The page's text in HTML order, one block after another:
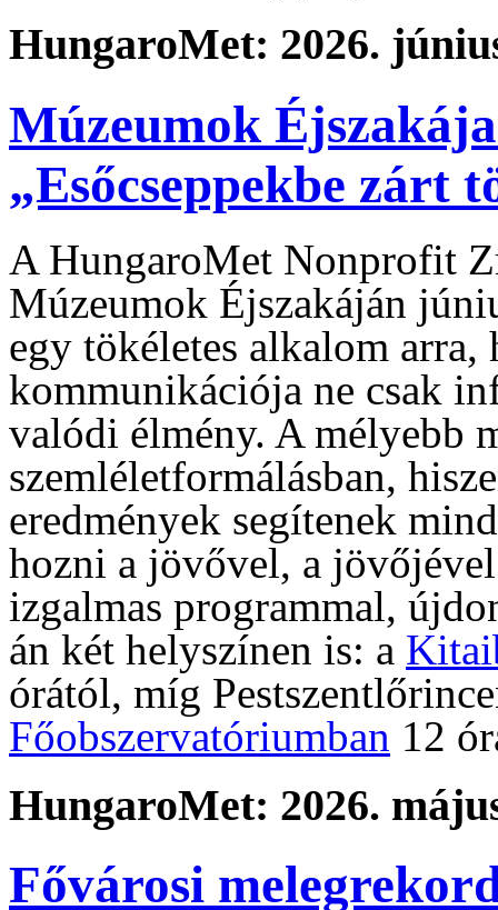
HungaroMet: 2026.
Múzeumok
„Esőcseppekbe zárt
A HungaroMet Nonprofit
Múzeumok Éjszakáján
egy tökéletes alkalom arra,
kommunikációja ne csak
valódi élmény. A mélyebb
szemléletformálásban,
eredmények segítenek
hozni a jövővel, a
izgalmas programmal,
án két helyszínen is: a
órától, míg
Főobszervatóriumban 12
HungaroMet: 2026.
Fővárosi